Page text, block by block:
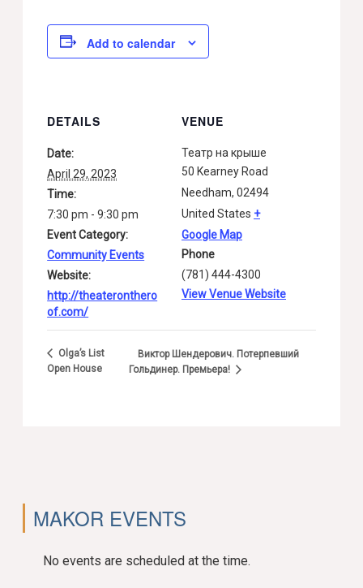
Add to calendar
DETAILS
Date:
April 29, 2023
Time:
7:30 pm - 9:30 pm
Event Category:
Community Events
Website:
http://theateronthero
of.com/
VENUE
Театр на крыше
50 Kearney Road
Needham, 02494
United States +
Google Map
Phone
(781) 444-4300
View Venue Website
Olga’s List
Open House
Виктор Шендерович. Потерпевший
Гольдинер. Премьера!
MAKOR EVENTS
No events are scheduled at the time.